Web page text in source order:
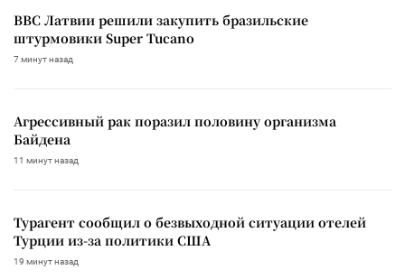
ВВС Латвии решили закупить бразильские
штурмовики Super Tucano
7 минут назад
Агрессивный рак поразил половину организма
Байдена
11 минут назад
Турагент сообщил о безвыходной ситуации отелей
Турции из-за политики США
19 минут назад